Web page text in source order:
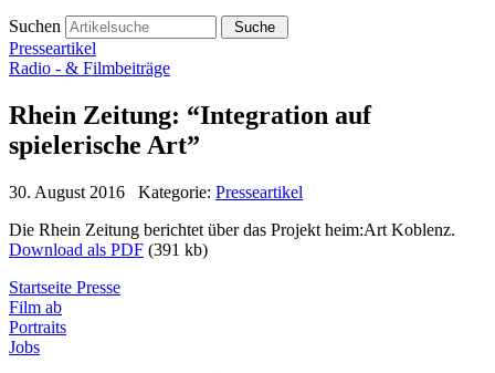
Suchen
Presseartikel
Radio - & Filmbeiträge
Rhein Zeitung: “Integration auf
spielerische Art”
30. August 2016 Kategorie: Presseartikel
Die Rhein Zeitung berichtet über das Projekt heim:Art Koblenz.
Download als PDF (391 kb)
Startseite Presse
Film ab
Portraits
Jobs